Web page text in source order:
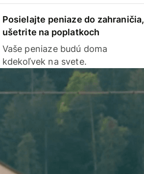
Posielajte peniaze do zahraničia,
ušetrite na poplatkoch
Vaše peniaze budú doma
kdekoľvek na svete.